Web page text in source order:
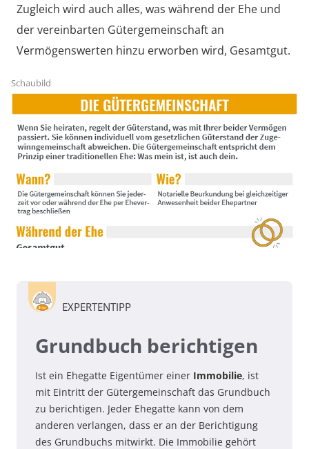
Schaubild
Zugleich wird auch alles, was während der Ehe und
der vereinbarten Gütergemeinschaft an
Vermögenswerten hinzu erworben wird, Gesamtgut.
EXPERTENTIPP
Grundbuch berichtigen
Ist ein Ehegatte Eigentümer einer Immobilie, ist
mit Eintritt der Gütergemeinschaft das Grundbuch
zu berichtigen. Jeder Ehegatte kann von dem
anderen verlangen, dass er an der Berichtigung
des Grundbuchs mitwirkt. Die Immobilie gehört